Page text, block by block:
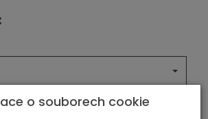
o souborech cookie